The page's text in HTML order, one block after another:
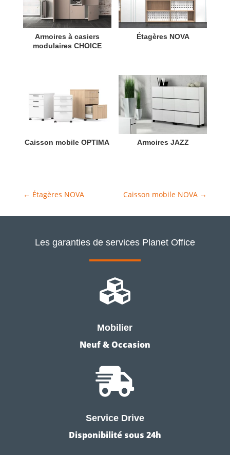
Armoires à casiers
modulaires CHOICE
Étagères NOVA
Caisson mobile OPTIMA Armoires JAZZ
← Étagères NOVA Caisson mobile NOVA →
Les garanties de services Planet Office

Mobilier
Neuf & Occasion

Service Drive
Disponibilité sous 24h